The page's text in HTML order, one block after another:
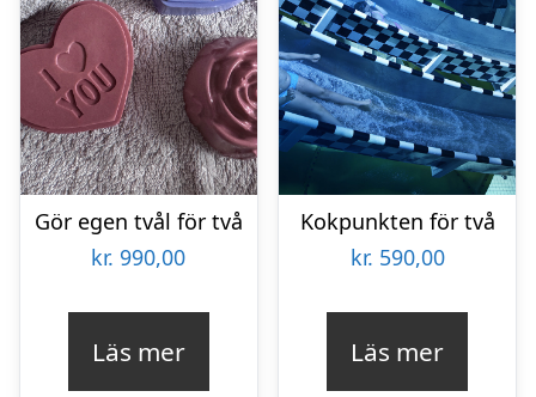
Gör egen tvål för två
kr. 990,00
Läs mer
Kokpunkten för två
kr. 590,00
Läs mer